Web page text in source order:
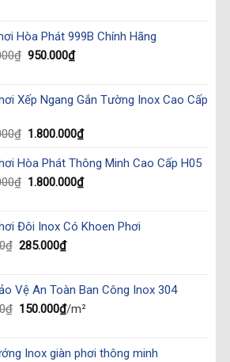
690.000₫.380.000₫.
Hòa Phát 999B Chính Hãng
₫ Original
1.550.000₫.
950.000₫Current
950.000₫.
Xếp Ngang Gắn Tường Inox Cao Cấp
₫ Original
was:
2.550.000₫.
1.800.000₫Current
is:
1.800.000₫.
Hòa Phát Thông Minh Cao Cấp H05
₫ Original
2.650.000₫.
1.800.000₫Current
1.800.000₫.
Đôi Inox Có Khoen Phơi
₫ Original
365.000₫.
285.000₫Current
285.000₫.
Vệ An Toàn Ban Công Inox 304
₫ Original
220.000₫.
150.000₫Current
150.000₫.
/m²
Inox giàn phơi thông minh